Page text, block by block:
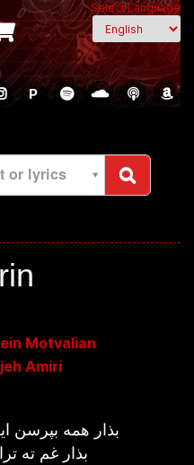
Select Language
P
or lyrics
Motvalian
Amiri
بذار همه بپرسن
بذار غم ته